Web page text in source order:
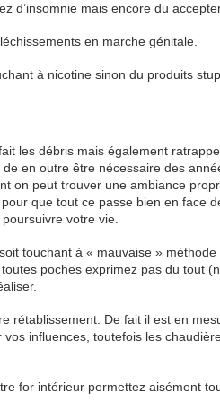
d’insomnie mais encore du
en marche génitale.
à nicotine sinon du produits
les débris mais également
en outre être nécessaire des
on peut trouver une ambiance
que tout ce passe bien en face
votre vie.
touchant à « mauvaise »
poches exprimez pas du tout
rétablissement. De fait il est en
influences, toutefois les
for intérieur permettez aisément